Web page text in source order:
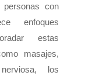
personas con
enfoques
estas
masajes,
los